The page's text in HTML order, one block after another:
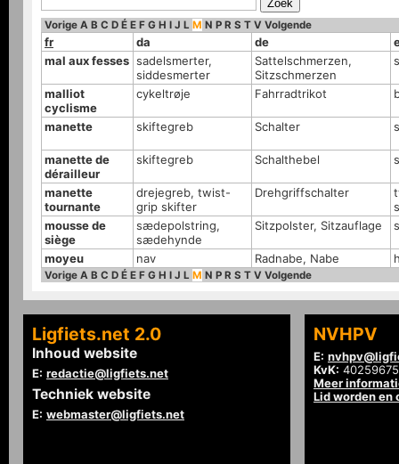
Vorige A B C D É E F G H I J L M N P R S T V Volgende
fr da de
mal aux fesses sadelsmerter,
siddesmerter
Sattelschmerzen,
Sitzschmerzen
malliot
cyclisme
cykeltrøje Fahrradtrikot
manette skiftegreb Schalter
manette de
dérailleur
skiftegreb Schalthebel
manette
tournante
drejegreb, twist-
grip skifter
Drehgriffschalter
mousse de
siège
sædepolstring,
sædehynde
Sitzpolster, Sitzauflage
moyeu nav Radnabe, Nabe
Vorige A B C D É E F G H I J L M N P R S T V Volgende
Ligfiets.net 2.0
Inhoud website
E: redactie@ligfiets.net
Techniek website
E: webmaster@ligfiets.net
NVHPV
E:
KvK: 40259675
Meer
Lid worden en